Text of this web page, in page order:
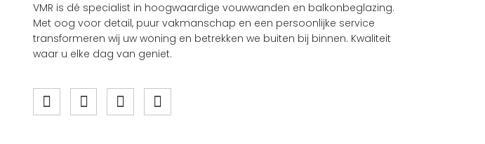
VMR is dé specialist in hoogwaardige vouwwanden en balkonbeglazing.
Met oog voor detail, puur vakmanschap en een persoonlijke service
transformeren wij uw woning en betrekken we buiten bij binnen. Kwaliteit
waar u elke dag van geniet.